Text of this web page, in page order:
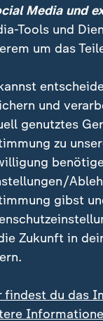
Illner
verneint
sind
Vorsitzender
schon auf
der aktuellen,
riskieren.
die Renten-
Media und
Tools und
um das
und
genutztes
zu
gibst
Zukunft in
findest du das